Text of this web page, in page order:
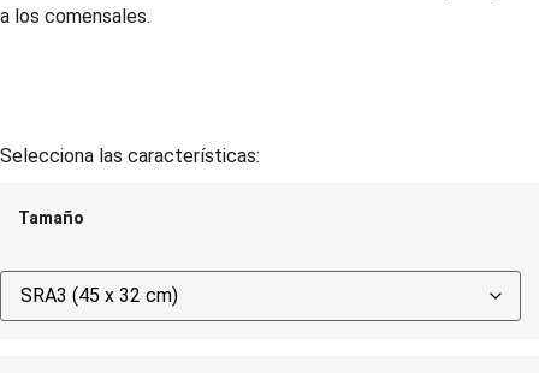
a los comensales.
Selecciona las características:
Tamaño